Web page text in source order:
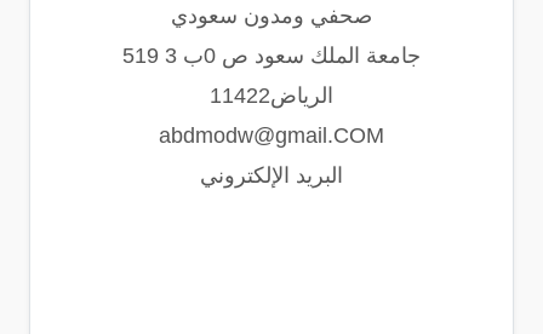
صحفي ومدون سعودي
جامعة الملك سعود ص 0ب 3 519
الرياض11422
abdmodw@gmail.COM
البريد الإلكتروني